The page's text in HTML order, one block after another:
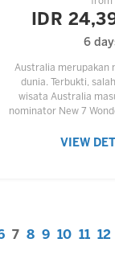
IDR
6
Australia merupakan
dunia. Terbukti,
wisata Australia
nominator New 7
Berbicara
VIEW
7 8 9 10 11 12